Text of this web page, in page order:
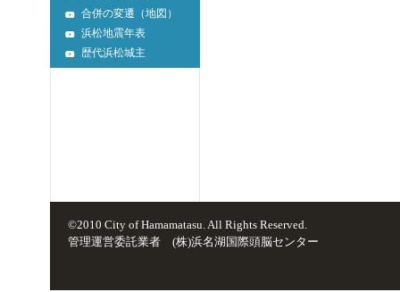
合併の変遷（地図）
浜松地震年表
歴代浜松城主
©2010 City of Hamamatasu. All Rights Reserved.
管理運営委託業者 (株)浜名湖国際頭脳センター